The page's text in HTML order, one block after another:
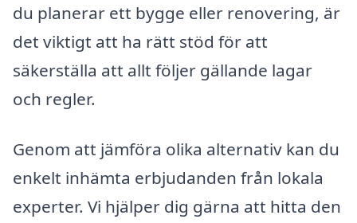
du planerar ett bygge eller renovering, är
det viktigt att ha rätt stöd för att
säkerställa att allt följer gällande lagar
och regler.
Genom att jämföra olika alternativ kan du
enkelt inhämta erbjudanden från lokala
experter. Vi hjälper dig gärna att hitta den